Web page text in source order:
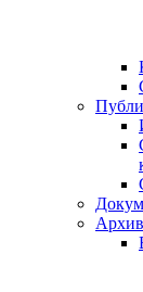
Архив